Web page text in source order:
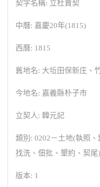
契字名稱: 立杜賣契
中曆: 嘉慶20年(1815)
西曆: 1815
舊地名: 大坵田保新庄、
今地名: 嘉義縣朴子市
立契人: 韓元記
類別: 0202－土地(執照
找洗、佃批、墾約、契尾)
版本: 1